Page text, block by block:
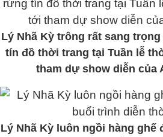
Lý Nhã Kỳ trông rất sang
tín đồ thời trang tại Tuần lễ
tham dự show diễn của
Lý Nhã Kỳ luôn ngồi hàng ghế